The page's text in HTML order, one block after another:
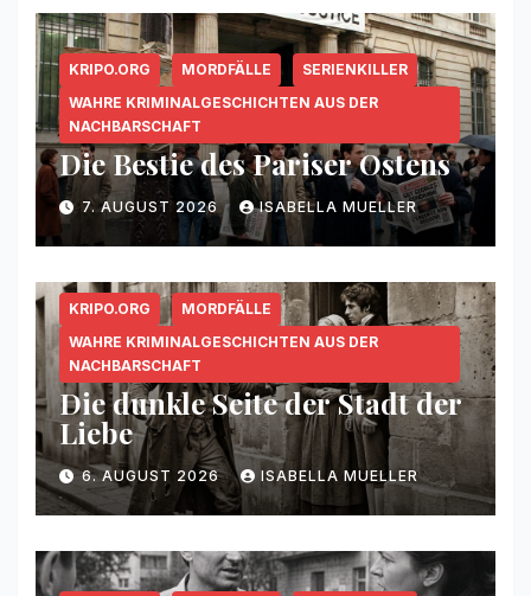
KRIPO.ORG MORDFÄLLE
SERIENKILLER
WAHRE KRIMINALGESCHICHTEN AUS DER
NACHBARSCHAFT
Die Bestie des Pariser Ostens
7. AUGUST 2026 ISABELLA MUELLER
KRIPO.ORG
MORDFÄLLE
WAHRE KRIMINALGESCHICHTEN AUS DER
NACHBARSCHAFT
Die dunkle Seite der Stadt der
Liebe
6. AUGUST 2026 ISABELLA MUELLER